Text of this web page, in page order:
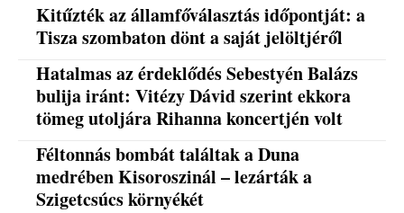
Kitűzték az államfőválasztás időpontját: a
Tisza szombaton dönt a saját jelöltjéről
Hatalmas az érdeklődés Sebestyén Balázs
bulija iránt: Vitézy Dávid szerint ekkora
tömeg utoljára Rihanna koncertjén volt
Féltonnás bombát találtak a Duna
medrében Kisoroszinál – lezárták a
Szigetcsúcs környékét